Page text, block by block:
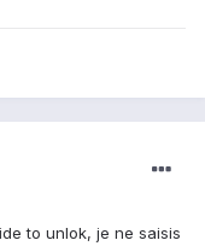
to unlok, je ne saisis